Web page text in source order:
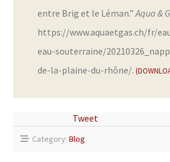
entre Brig et le Léman.”Aqua &
https://www.aquaetgas.ch/fr/
eau-souterraine/
de-la-plaine-du-rhône/.
Tweet
Category: Blog